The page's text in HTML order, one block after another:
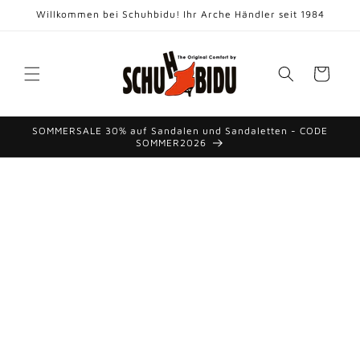
zum
Willkommen bei Schuhbidu! Ihr Arche Händler seit 1984
Warenkorb
SOMMERSALE 30% auf Sandalen und Sandaletten - CODE
SOMMER2026